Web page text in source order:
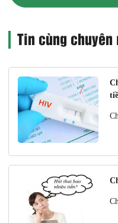
Tin cùng chuyên